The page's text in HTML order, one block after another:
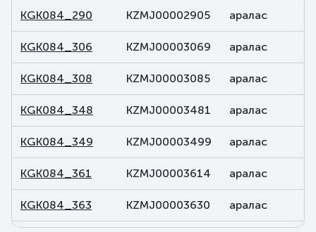
KGK084_290 KZMJ00002905 аралас
KGK084_306 KZMJ00003069 аралас
KGK084_308 KZMJ00003085 аралас
KGK084_348 KZMJ00003481 аралас
KGK084_349 KZMJ00003499 аралас
KGK084_361 KZMJ00003614 аралас
KGK084_363 KZMJ00003630 аралас